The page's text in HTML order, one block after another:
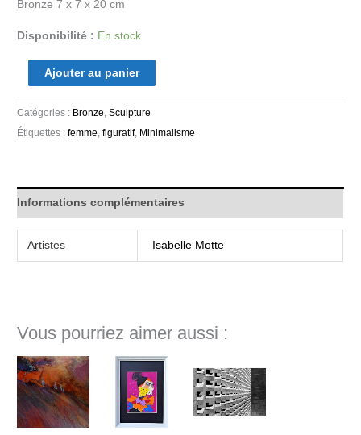
Bronze 7 x 7 x 20 cm
Disponibilité : En stock
Ajouter au panier
Catégories : Bronze ,Sculpture
Étiquettes :femme ,figuratif, Minimalisme
Informations complémentaires
Artistes Isabelle Motte
Vous pourriez aimer aussi :